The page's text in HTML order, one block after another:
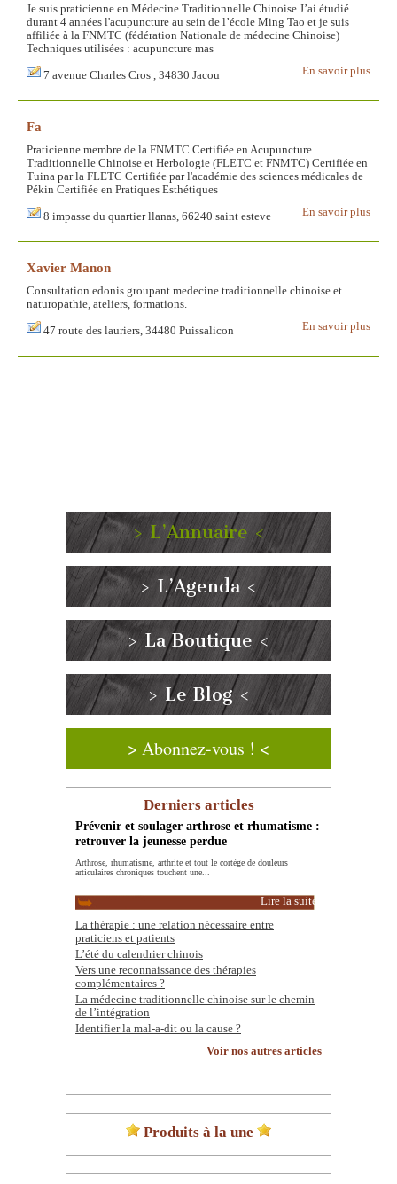
Je suis praticienne en Médecine Traditionnelle Chinoise.J’ai étudié
durant 4 années l'acupuncture au sein de l’école Ming Tao et je suis
affiliée à la FNMTC (fédération Nationale de médecine Chinoise)
Techniques utilisées : acupuncture mas
En savoir plus
7 avenue Charles Cros , 34830 Jacou
Fa
Praticienne membre de la FNMTC Certifiée en Acupuncture
Traditionnelle Chinoise et Herbologie (FLETC et FNMTC) Certifiée en
Tuina par la FLETC Certifiée par l'académie des sciences médicales de
Pékin Certifiée en Pratiques Esthétiques
En savoir plus
8 impasse du quartier llanas, 66240 saint esteve
Xavier Manon
Consultation edonis groupant medecine traditionnelle chinoise et
naturopathie, ateliers, formations.
En savoir plus
47 route des lauriers, 34480 Puissalicon
> L’Annuaire <
> L’Agenda <
> La Boutique <
> Le Blog <
> Abonnez-vous ! <
Derniers articles
Prévenir et soulager arthrose et rhumatisme :
retrouver la jeunesse perdue
Arthrose, rhumatisme, arthrite et tout le cortège de douleurs
articulaires chroniques touchent une...
Lire la suite
La thérapie : une relation nécessaire entre
praticiens et patients
L’été du calendrier chinois
Vers une reconnaissance des thérapies
complémentaires ?
La médecine traditionnelle chinoise sur le chemin
de l’intégration
Identifier la mal-a-dit ou la cause ?
Voir nos autres articles
Produits à la une